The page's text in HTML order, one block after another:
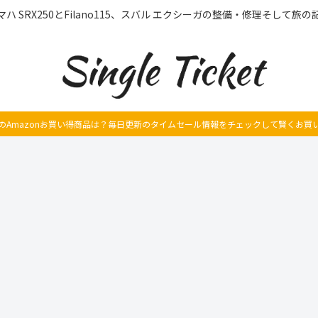
ハ SRX250とFilano115、スバル エクシーガの整備・修理そして旅の
Amazonお買い得商品は？毎日更新のタイムセール情報をチェックして賢くお買